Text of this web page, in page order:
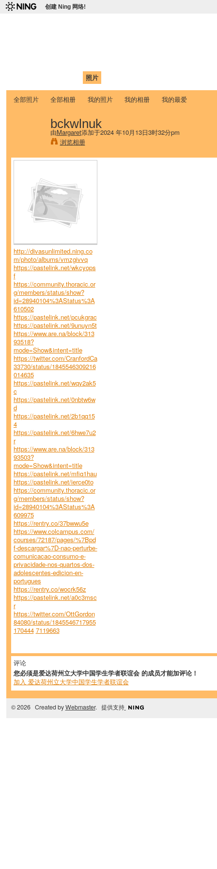
创建 Ning 网络!
照片
全部照片 全部相册 我的照片 我的相册 我的最爱
bckwlnuk
由Margaret添加于2024 年10月13日3时32分pm
浏览相册
http://divasunlimited.ning.co
m/photo/albums/vmzgivvq
https://pastelink.net/wkcyops
f
https://community.thoracic.or
g/members/status/show?
id=28940104%3AStatus%3A
610502
https://pastelink.net/pcukgrac
https://pastelink.net/9unuyn5t
https://www.are.na/block/313
93518?
mode=Show&intent=title
https://twitter.com/CranfordCa
33730/status/1845546309216
014635
https://pastelink.net/wqy2ak5
c
https://pastelink.net/0nbtw6w
d
https://pastelink.net/2b1qq15
4
https://pastelink.net/6hwe7u2
r
https://www.are.na/block/313
93503?
mode=Show&intent=title
https://pastelink.net/mfiq1hau
https://pastelink.net/ierce0to
https://community.thoracic.or
g/members/status/show?
id=28940104%3AStatus%3A
609975
https://rentry.co/37bwwu5e
https://www.colcampus.com/
courses/72187/pages/%7Bpd
f-descargar%7D-nao-perturbe-
comunicacao-consumo-e-
privacidade-nos-quartos-dos-
adolescentes-edicion-en-
portugues
https://rentry.co/wocrk56z
https://pastelink.net/a0c3msc
r
https://twitter.com/OttGordon
84080/status/1845546717955
170444 7119663
评论
您必须是爱达荷州立大学中国学生学者联谊会 的成员才能加评论！
加入 爱达荷州立大学中国学生学者联谊会
© 2026 Created byWebmaster. 提供支持